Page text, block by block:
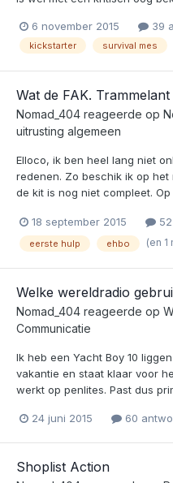
6 november 2015 39
kickstarter survival mes
Wat de FAK.
Nomad_404 reageerde op
uitrusting algemeen
Elloco, ik ben heel lang niet
redenen. Zo beschik ik op
de kit is nog niet compleet.
18 september 2015
eerste hulp ehbo (en 1
Welke wereldradio
Nomad_404 reageerde op
Communicatie
Ik heb een Yacht Boy 10
vakantie en staat klaar voor
werkt op penlites. Past dus
24 juni 2015 60
Shoplist Action